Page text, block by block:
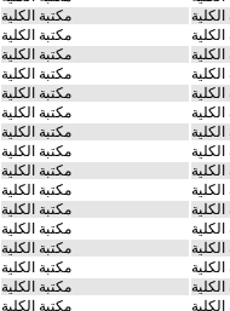
مكتبة الكلية
مكتبة الكلية
مكتبة الكلية
مكتبة الكلية
مكتبة الكلية
مكتبة الكلية
مكتبة الكلية
مكتبة الكلية
مكتبة الكلية
مكتبة الكلية
مكتبة الكلية
مكتبة الكلية
مكتبة الكلية
مكتبة الكلية
مكتبة الكلية
مكتبة الكلية